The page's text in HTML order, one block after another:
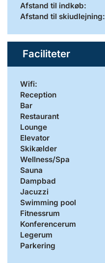
Afstand til indkøb:
Afstand til skiudlejning:
Faciliteter
Wifi:
Reception
Bar
Restaurant
Lounge
Elevator
Skikælder
Wellness/Spa
Sauna
Dampbad
Jacuzzi
Swimming pool
Fitnessrum
Konferencerum
Legerum
Parkering